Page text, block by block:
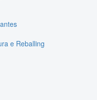
e Reballing